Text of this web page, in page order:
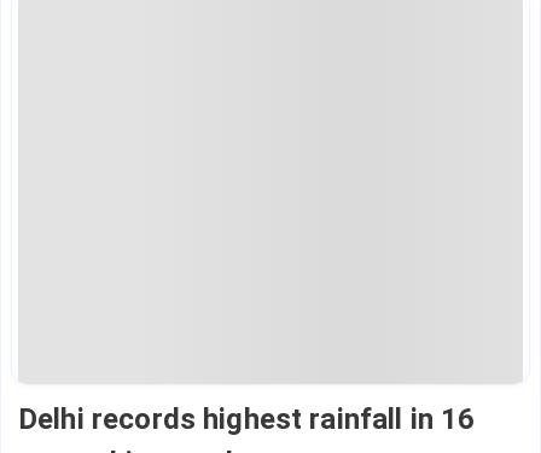
Delhi records highest rainfall in 16